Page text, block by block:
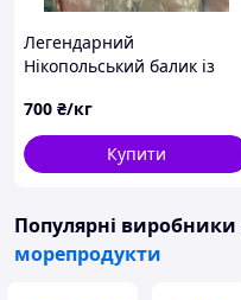
Легендарний
Нікопольський балик із
700 ₴/кг
Купити
Популярні виробники
морепродукти